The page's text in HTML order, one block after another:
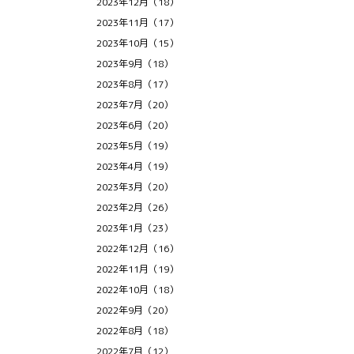
2023年11月（17）
2023年10月（15）
2023年9月（18）
2023年8月（17）
2023年7月（20）
2023年6月（20）
2023年5月（19）
2023年4月（19）
2023年3月（20）
2023年2月（26）
2023年1月（23）
2022年12月（16）
2022年11月（19）
2022年10月（18）
2022年9月（20）
2022年8月（18）